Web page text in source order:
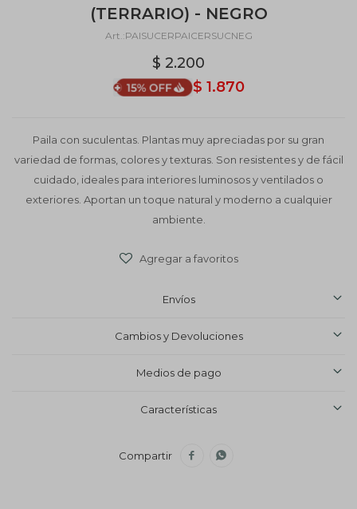
(TERRARIO) - NEGRO
PAISUCERPAICERSUCNEG
$ 2.200
$ 1.870
Paila con suculentas. Plantas muy apreciadas por su gran
variedad de formas, colores y texturas. Son resistentes y de fácil
cuidado, ideales para interiores luminosos y ventilados o
exteriores. Aportan un toque natural y moderno a cualquier
ambiente.
Envíos
Cambios y Devoluciones
Medios de pago
Características
 